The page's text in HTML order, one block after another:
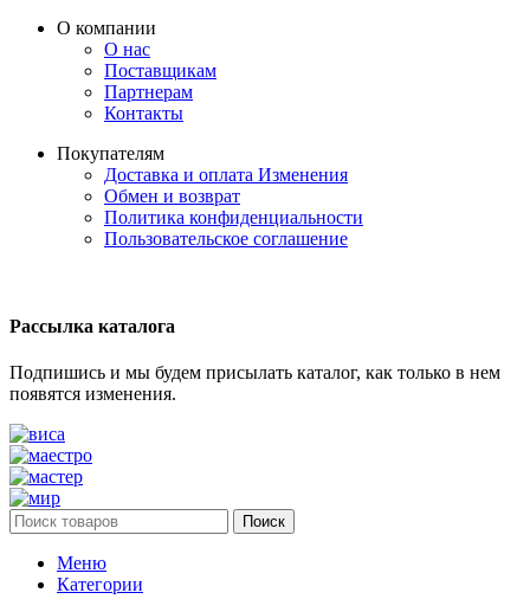
О компании
О нас
Поставщикам
Партнерам
Контакты
Покупателям
Доставка и оплата Изменения
Обмен и возврат
Политика конфиденциальности
Пользовательское соглашение
Рассылка каталога
Подпишись и мы будем присылать каталог, как только в нем
появятся изменения.
Поиск
Меню
Категории